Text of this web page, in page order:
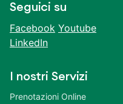
Seguici su
Facebook Youtube
LinkedIn
I nostri Servizi
Prenotazioni Online